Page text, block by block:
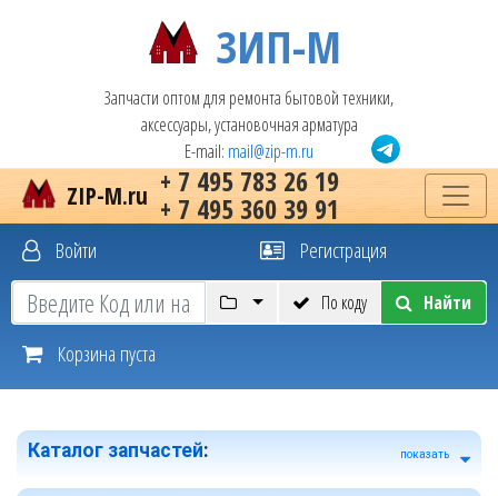
ЗИП-М
Запчасти оптом для ремонта бытовой техники,
аксессуары, установочная арматура
E-mail: mail@zip-m.ru
+ 7 495 783 26 19
+ 7 495 360 39 91
ZIP-M.ru
Войти Регистрация
По коду Найти
Корзина пуста
Каталог запчастей: показать